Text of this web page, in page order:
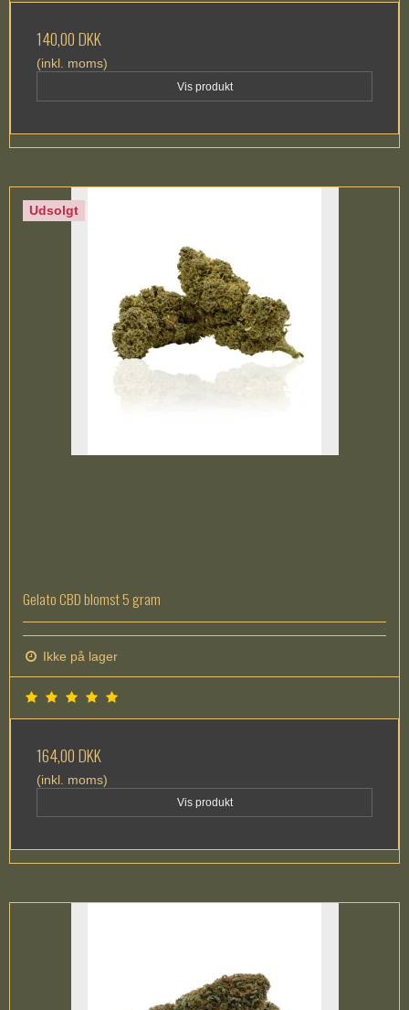
140,00 DKK
(inkl. moms)
Vis produkt
Udsolgt
Gelato CBD blomst 5 gram
Ikke på lager
164,00 DKK
(inkl. moms)
Vis produkt